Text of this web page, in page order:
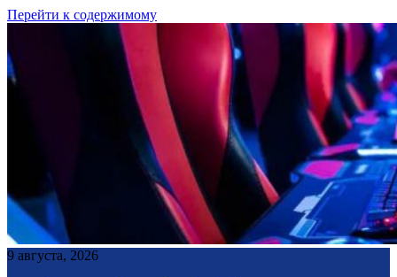
Перейти к содержимому
9 августа, 2026